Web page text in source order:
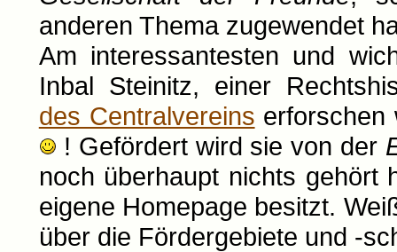
anderen Thema zugewendet
Am interessantesten und
Inbal Steinitz, einer
des Centralvereins erforschen
! Gefördert wird sie von der
noch überhaupt nichts gehört
eigene Homepage besitzt.
über die Fördergebiete und -